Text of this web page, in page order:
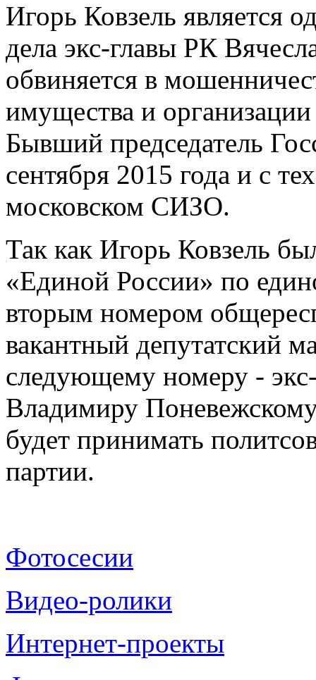
Игорь Ковзель является
дела экс-главы РК
обвиняется в
имущества и
Бывший председатель
сентября 2015 года и с
московском СИЗО.
Так как Игорь Ковзель
«Единой России» по
вторым номером
вакантный депутатский
следующему номеру -
Владимиру
будет принимать
партии.
Фотосесии
Видео-ролики
Интернет-проекты